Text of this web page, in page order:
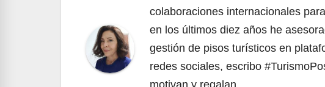
colaboraciones internacionales
en los últimos diez años he
gestión de pisos turísticos en
redes sociales, escribo
motivan y regalan.